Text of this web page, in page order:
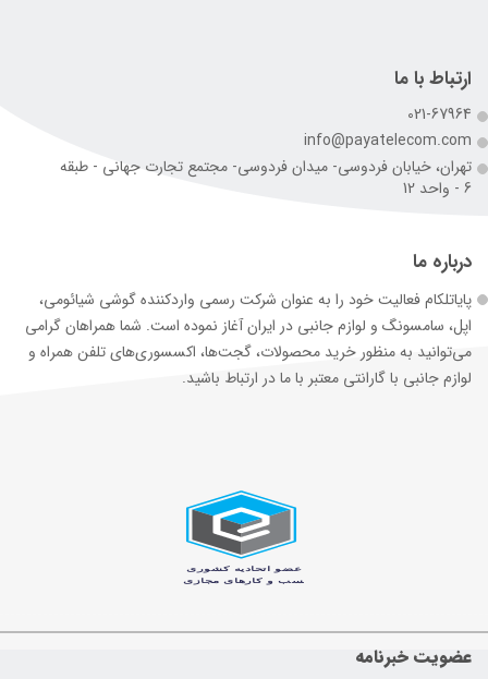
ارتباط با ما
021-67964
info@payatelecom.com
تهران، خیابان فردوسی- میدان فردوسی- مجتمع تجارت جهانی - طبقه
6 - واحد 12
درباره ما
پایاتلکام فعالیت خود را به عنوان شرکت رسمی وارد‌کننده گوشی شیائومی،
اپل، سامسونگ و لوازم جانبی در ایران آغاز نموده است. شما همراهان گرامی
می‌توانید به منظور خرید محصولات، گجت‌ها، اکسسوری‌های تلفن همراه و
لوازم جانبی با گارانتی معتبر با ما در ارتباط باشید.
عضویت خبرنامه